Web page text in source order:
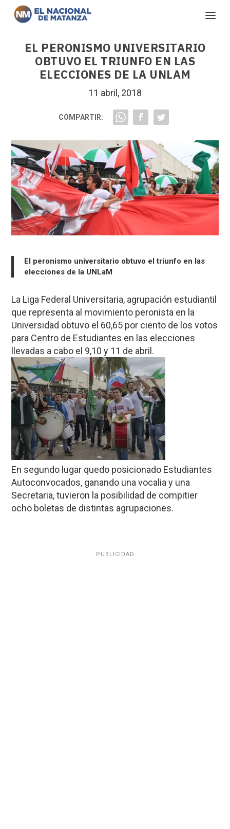
EL PERONISMO UNIVERSITARIO
OBTUVO EL TRIUNFO EN LAS
ELECCIONES DE LA UNLAM
11 abril, 2018
COMPARTIR:
El peronismo universitario obtuvo el triunfo en las
elecciones de la UNLaM
La Liga Federal Universitaria, agrupación estudiantil
que representa al movimiento peronista en la
Universidad obtuvo el 60,65 por ciento de los votos
para Centro de Estudiantes en las elecciones
llevadas a cabo el 9,10 y 11 de abril.
En segundo lugar quedo posicionado Estudiantes
Autoconvocados, ganando una vocalia y una
Secretaria, tuvieron la posibilidad de compitier
ocho boletas de distintas agrupaciones.
PUBLICIDAD